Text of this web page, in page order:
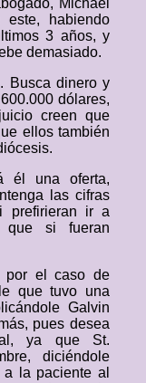
Michael
este, habiendo
3 años, y
demasiado.
Busca dinero y
dólares,
creen que
ellos también
él una oferta,
las cifras
prefirieran ir a
que si fueran
por el caso de
que tuvo una
Galvin
pues desea
ya que St.
diciéndole
la paciente al